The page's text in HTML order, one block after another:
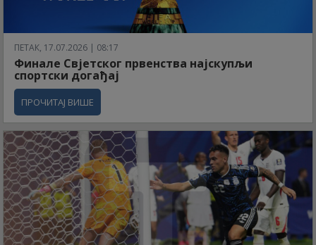
ПЕТАК, 17.07.2026 | 08:17
Финале Свјетског првенства најскупљи
спортски догађај
ПРОЧИТАЈ ВИШЕ